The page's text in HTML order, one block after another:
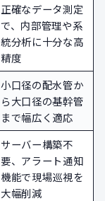
正確なデータ測定
で、内部管理や系
統分析に十分な高
精度
小口径の配水管か
ら大口径の基幹管
まで幅広く適応
サーバー構築不
要、アラート通知
機能で現場巡視を
大幅削減